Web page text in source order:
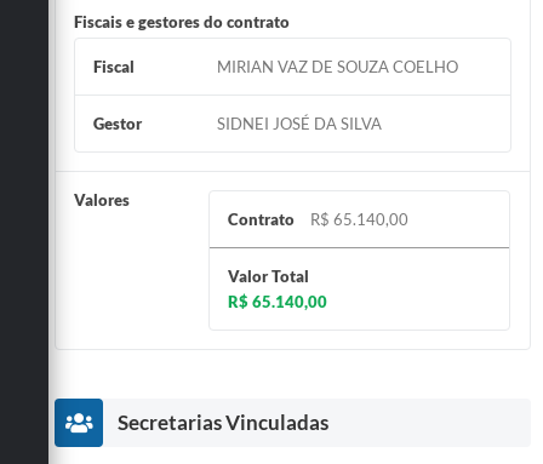
Fiscais e gestores do contrato
Fiscal MIRIAN VAZ DE SOUZA COELHO
Gestor SIDNEI JOSÉ DA SILVA
Valores
Contrato
R$ 65.140,00
Valor Total
R$ 65.140,00
Secretarias Vinculadas